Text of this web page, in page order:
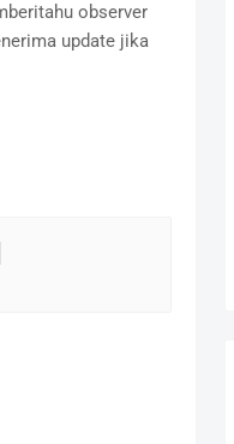
observer
update jika